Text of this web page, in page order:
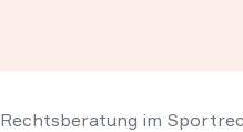
Rechtsberatung im